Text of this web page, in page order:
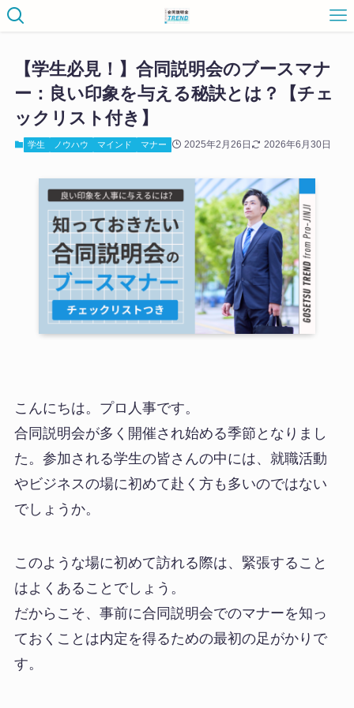
【学生必見！】合同説明会のブースマナ
ー：良い印象を与える秘訣とは？【チェ
ックリスト付き】
学生 ノウハウ マインド マナー 2025年2月26日 2026年6月30日
こんにちは。プロ人事です。
合同説明会が多く開催され始める季節となりまし
た。参加される学生の皆さんの中には、就職活動
やビジネスの場に初めて赴く方も多いのではない
でしょうか。
このような場に初めて訪れる際は、緊張すること
はよくあることでしょう。
だからこそ、事前に合同説明会でのマナーを知っ
ておくことは内定を得るための最初の足がかりで
す。